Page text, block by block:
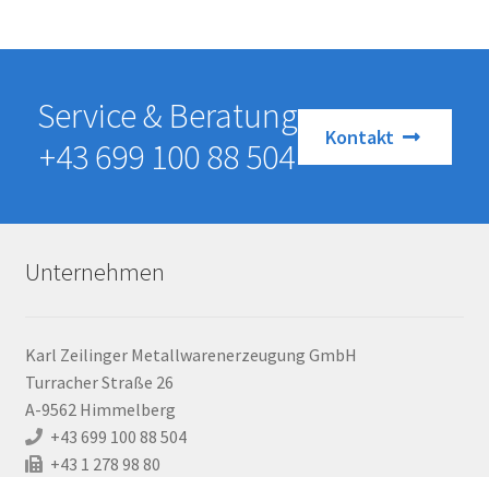
Service & Beratung
+43 699 100 88 504
Kontakt
Unternehmen
Karl Zeilinger Metallwarenerzeugung GmbH
Turracher Straße 26
A-9562 Himmelberg
+43 699 100 88 504
+43 1 278 98 80